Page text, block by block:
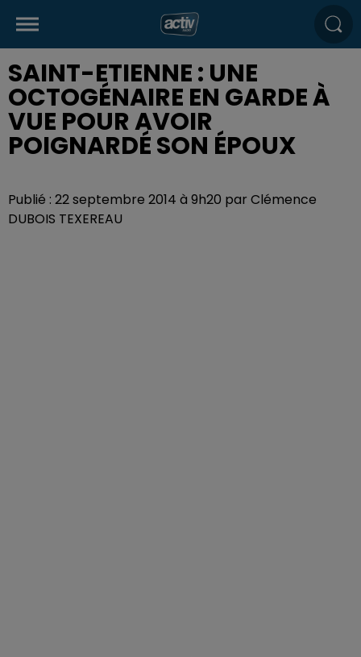
SAINT-ETIENNE : UNE
OCTOGÉNAIRE EN GARDE À
VUE POUR AVOIR
POIGNARDÉ SON ÉPOUX
Publié : 22 septembre 2014 à 9h20 par Clémence
DUBOIS TEXEREAU